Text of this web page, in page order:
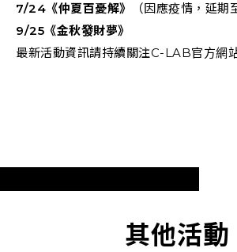
7/24《仲夏百憂解》
（因應疫情，延期
9/25《金秋發財夢》
最新活動資訊請持續關注C-LAB官方網
其他活動